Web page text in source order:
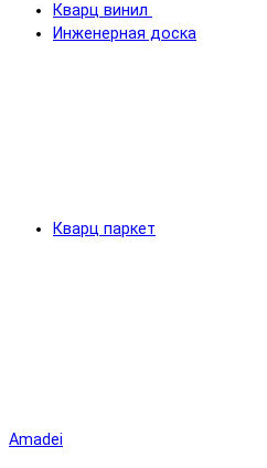
Кварц винил
Инженерная доска
Кварц паркет
Amadei